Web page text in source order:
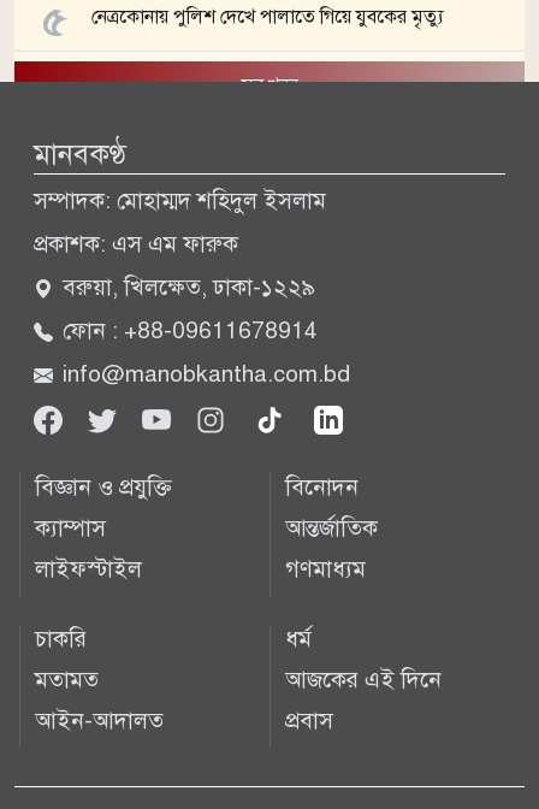
নেত্রকোনায় পুলিশ দেখে পালাতে গিয়ে যুবকের মৃত্যু
সব খবর
মানবকণ্ঠ
সম্পাদক: মোহাম্মদ শহিদুল ইসলাম
প্রকাশক: এস এম ফারুক
বরুয়া, খিলক্ষেত, ঢাকা-১২২৯
ফোন : +88-09611678914
info@manobkantha.com.bd
বিজ্ঞান ও প্রযুক্তি
ক্যাম্পাস
লাইফস্টাইল
বিনোদন
আন্তর্জাতিক
গণমাধ্যম
চাকরি
মতামত
আইন-আদালত
ধর্ম
আজকের এই দিনে
প্রবাস